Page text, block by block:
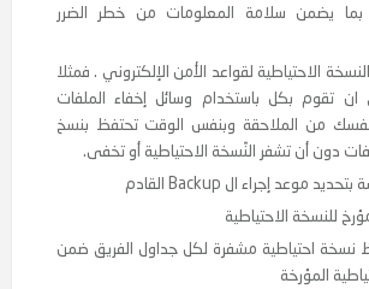
البيانات لديك هي البيانات التي تريد
أن البيانات المطلوبة موجودة في
سلامة المعلومات من خطر الضرر
لقواعد الأمن الإلكتروني . فمثلا
باستخدام وسائل إخفاء الملفات
الملاحقة وبنفس الوقت تحتفظ بنسخ